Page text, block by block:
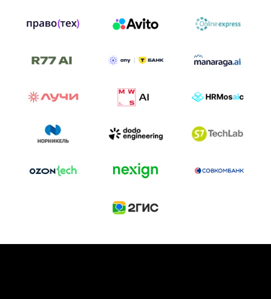
к построению бизнеса и созданию технологий под
И БИТВА АГЕНТОВ